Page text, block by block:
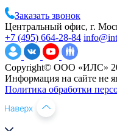
Заказать звонок
Центральный офис, г.
+7 (495) 664-28-84
Copyright© ООО «ИЛС»
Информация на сайте не
Политика обработки